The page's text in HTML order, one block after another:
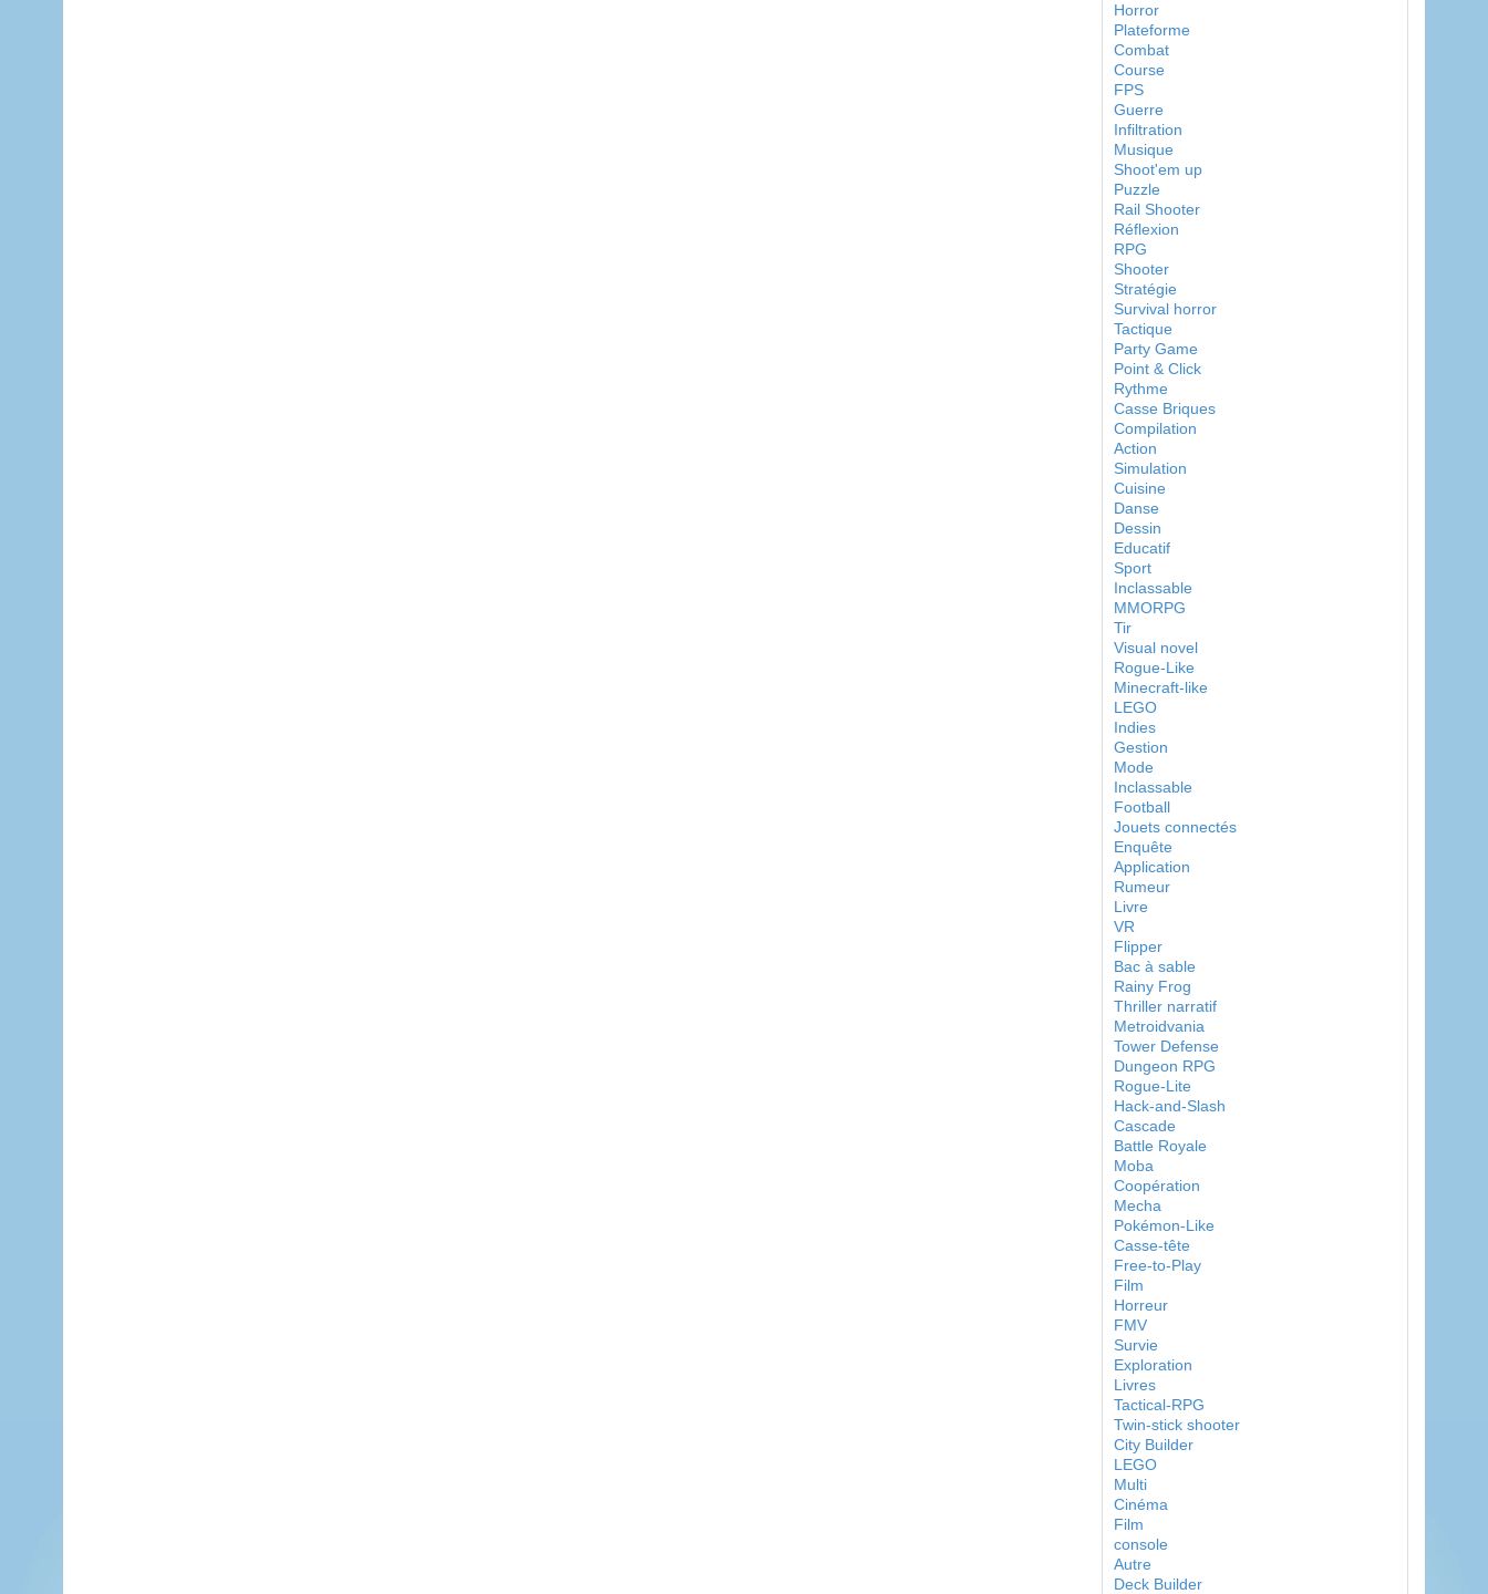
Horror
Plateforme
Combat
Course
FPS
Guerre
Infiltration
Musique
Shoot'em up
Puzzle
Rail Shooter
Réflexion
RPG
Shooter
Stratégie
Survival horror
Tactique
Party Game
Point & Click
Rythme
Casse Briques
Compilation
Action
Simulation
Cuisine
Danse
Dessin
Educatif
Sport
Inclassable
MMORPG
Tir
Visual novel
Rogue-Like
Minecraft-like
LEGO
Indies
Gestion
Mode
Inclassable
Football
Jouets connectés
Enquête
Application
Rumeur
Livre
VR
Flipper
Bac à sable
Rainy Frog
Thriller narratif
Metroidvania
Tower Defense
Dungeon RPG
Rogue-Lite
Hack-and-Slash
Cascade
Battle Royale
Moba
Coopération
Mecha
Pokémon-Like
Casse-tête
Free-to-Play
Film
Horreur
FMV
Survie
Exploration
Livres
Tactical-RPG
Twin-stick shooter
City Builder
LEGO
Multi
Cinéma
Film
console
Autre
Deck Builder